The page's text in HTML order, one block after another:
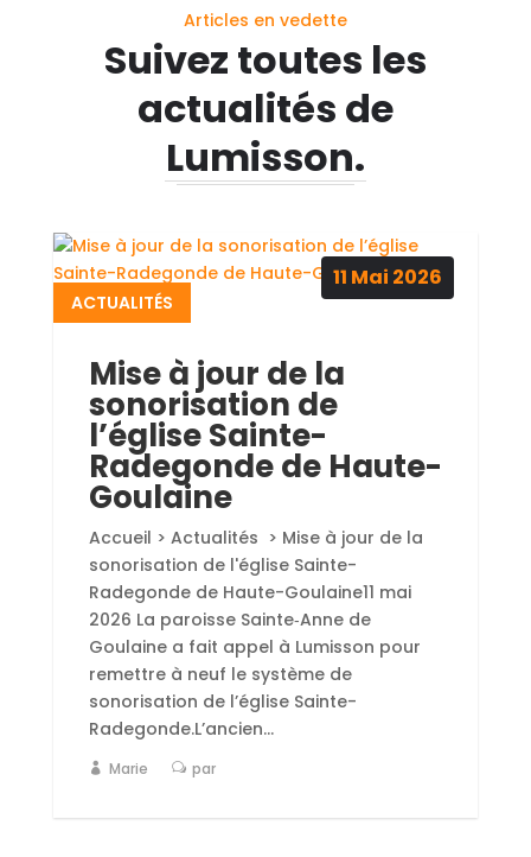
Articles en vedette
Suivez toutes les
actualités de
Lumisson.
Mise à jour de la
sonorisation de
l’église Sainte-
Radegonde de Haute-
Goulaine
ACTUALITÉS
Accueil > Actualités > Mise à jour de la
sonorisation de l'église Sainte-
Radegonde de Haute-Goulaine11 mai
2026 La paroisse Sainte‑Anne de
Goulaine a fait appel à Lumisson pour
remettre à neuf le système de
sonorisation de l’église Sainte-
Radegonde.L’ancien...
Marie par
11 Mai 2026